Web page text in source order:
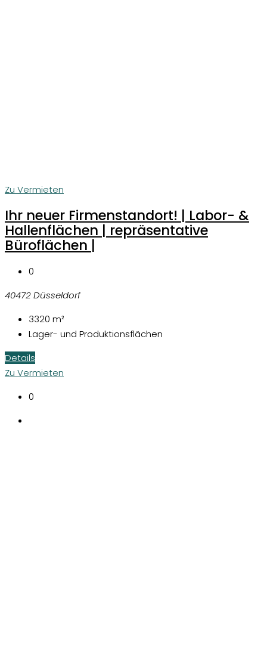
Zu Vermieten
Ihr neuer Firmenstandort! | Labor- &
Hallenflächen | repräsentative
Büroflächen |
0
40472 Düsseldorf
3320 m²
Lager- und Produktionsflächen
Details
Zu Vermieten
0